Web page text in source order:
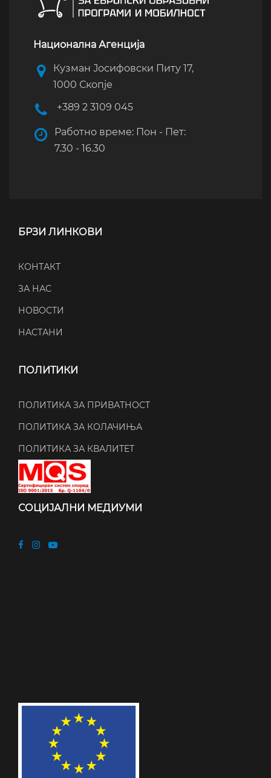
Национална Агенција
Кузман Јосифовски Питу 17,
1000 Скопје
+389 2 3109 045
Работно време: Пон - Пет:
7.30 - 16.30
БРЗИ ЛИНКОВИ
КОНТАКТ
ЗА НАС
НОВОСТИ
НАСТАНИ
ПОЛИТИКИ
ПОЛИТИКА ЗА ПРИВАТНОСТ
ПОЛИТИКА ЗА КОЛАЧИЊА
ПОЛИТИКА ЗА КВАЛИТЕТ
СОЦИЈАЛНИ МЕДИУМИ